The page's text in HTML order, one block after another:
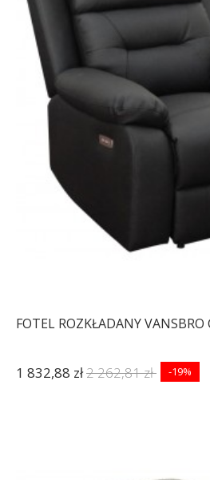
FOTEL ROZKŁADANY VANSBRO
1 832,88 zł2 262,81 zł -19%